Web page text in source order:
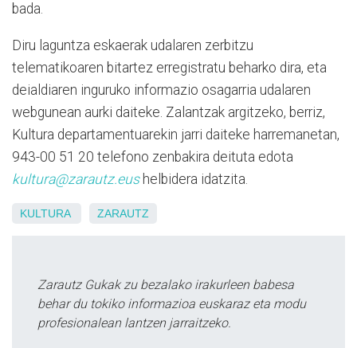
bada.
Diru laguntza eskaerak udalaren zerbitzu
telematikoaren bitartez erregistratu beharko dira, eta
deialdiaren inguruko informazio osagarria udalaren
webgunean aurki daiteke. Zalantzak argitzeko, berriz,
Kultura departamentuarekin jarri daiteke harremanetan,
943-00 51 20 telefono zenbakira deituta edota
kultura@zarautz.eushelbidera idatzita.
KULTURA ZARAUTZ
Zarautz Gukak zu bezalako irakurleen babesa
behar du tokiko informazioa euskaraz eta modu
profesionalean lantzen jarraitzeko.